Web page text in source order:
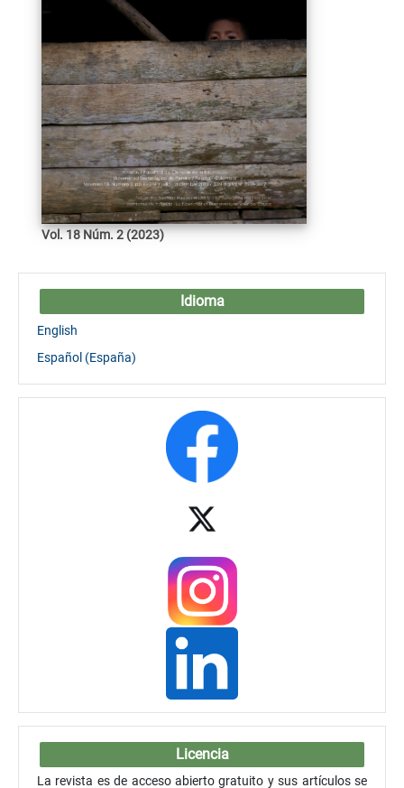
Vol. 18 Núm. 2 (2023)
Idioma
English
Español (España)
Licencia
La revista es de acceso abierto gratuito y sus artículos se